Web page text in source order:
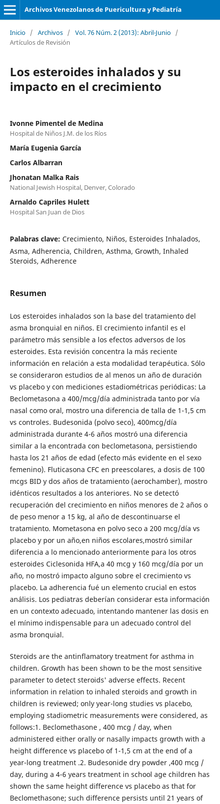
Archivos Venezolanos de Puericultura y Pediatría
Inicio / Archivos / Vol. 76 Núm. 2 (2013): Abril-Junio /
Artículos de Revisión
Los esteroides inhalados y su
impacto en el crecimiento
Ivonne Pimentel de Medina
Hospital de Niños J.M. de los Ríos
María Eugenia García
Carlos Albarran
Jhonatan Malka Rais
National Jewish Hospital, Denver, Colorado
Arnaldo Capriles Hulett
Hospital San Juan de Dios
Palabras clave: Crecimiento, Niños, Esteroides Inhalados,
Asma, Adherencia, Children, Asthma, Growth, Inhaled
Steroids, Adherence
Resumen
Los esteroides inhalados son la base del tratamiento del
asma bronquial en niños. El crecimiento infantil es el
parámetro más sensible a los efectos adversos de los
esteroides. Esta revisión concentra la más reciente
información en relación a esta modalidad terapéutica. Sólo
se consideraron estudios de al menos un año de duración
vs placebo y con mediciones estadiométricas periódicas: La
Beclometasona a 400/mcg/día administrada tanto por vía
nasal como oral, mostro una diferencia de talla de 1-1,5 cm
vs controles. Budesonida (polvo seco), 400mcg/día
administrada durante 4-6 años mostró una diferencia
similar a la encontrada con beclometasona, persistiendo
hasta los 21 años de edad (efecto más evidente en el sexo
femenino). Fluticasona CFC en preescolares, a dosis de 100
mcgs BID y dos años de tratamiento (aerochamber), mostro
idénticos resultados a los anteriores. No se detectó
recuperación del crecimiento en niños menores de 2 años o
de peso menor a 15 kg, al año de descontinuarse el
tratamiento. Mometasona en polvo seco a 200 mcg/día vs
placebo y por un año,en niños escolares,mostró similar
diferencia a lo mencionado anteriormente para los otros
esteroides Ciclesonida HFA,a 40 mcg y 160 mcg/día por un
año, no mostró impacto alguno sobre el crecimiento vs
placebo. La adherencia fué un elemento crucial en estos
análisis. Los pediatras deberían considerar esta información
en un contexto adecuado, intentando mantener las dosis en
el mínimo indispensable para un adecuado control del
asma bronquial.
Steroids are the antinflamatory treatment for asthma in
children. Growth has been shown to be the most sensitive
parameter to detect steroids' adverse effects. Recent
information in relation to inhaled steroids and growth in
children is reviewed; only year-long studies vs placebo,
employing stadiometric measurements were considered, as
follows:1. Beclomethasone , 400 mcg / day, when
administered either orally or nasally impacts growth with a
height difference vs placebo of 1-1,5 cm at the end of a
year-long treatment .2. Budesonide dry powder ,400 mcg /
day, during a 4-6 years treatment in school age children has
shown the same height difference vs placebo as that for
Beclomethasone; such difference persists until 21 years of